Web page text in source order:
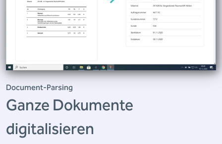
Document-Parsing
Ganze Dokumente
digitalisieren